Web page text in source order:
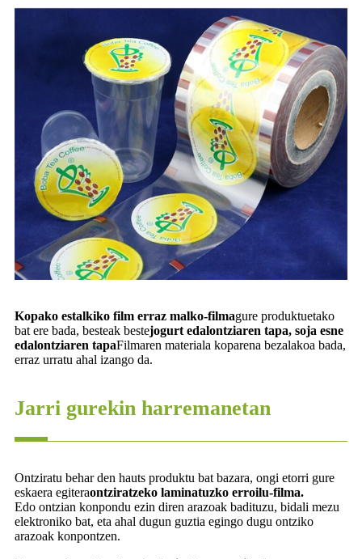
Kopako estalkiko film erraz malko-filmagure produktuetako
bat ere bada, besteak bestejogurt edalontziaren tapa, soja esne
edalontziaren tapaFilmaren materiala koparena bezalakoa bada,
erraz urratu ahal izango da.
Jarri gurekin harremanetan
Ontziratu behar den hauts produktu bat bazara, ongi etorri gure
eskaera egiteraontziratzeko laminatuzko erroilu-filma.
Edo ontzian konpondu ezin diren arazoak badituzu, bidali mezu
elektroniko bat, eta ahal dugun guztia egingo dugu ontziko
arazoak konpontzen.